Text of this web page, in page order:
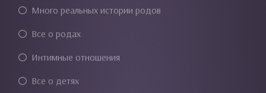
Много реальных истории родов
Все о родах
Интимные отношения
Все о детях